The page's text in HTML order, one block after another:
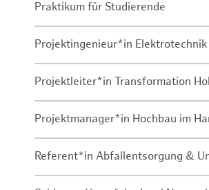
Praktikum für Studierende
Projektingenieur*in Elektrotechnik
Projektleiter*in Transformation
Projektmanager*in Hochbau im
Referent*in Abfallentsorgung &